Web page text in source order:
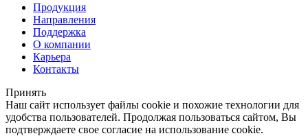
Продукция
Направления
Поддержка
О компании
Карьера
Контакты
Принять
Наш сайт использует файлы cookie и похожие технологии для
удобства пользователей. Продолжая пользоваться сайтом, Вы
подтверждаете свое согласие на использование cookie.